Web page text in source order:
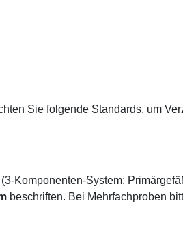
Sie folgende Standards, um
(3-Komponenten-System:
beschriften. Bei Mehrfachproben